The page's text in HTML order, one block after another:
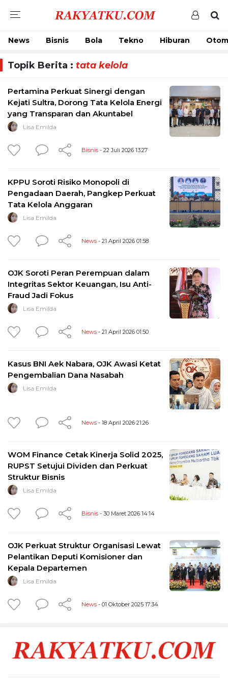
News Bisnis Bola Tekno Hiburan
Topik Berita : tata kelola
Pertamina Perkuat Sinergi dengan
Kejati Sultra, Dorong Tata Kelola Energi
yang Transparan dan Akuntabel
Lisa Emilda
Bisnis - 22 Juli 2026 13:27
KPPU Soroti Risiko Monopoli di
Pengadaan Daerah, Pangkep Perkuat
Tata Kelola Anggaran
Lisa Emilda
News - 21 April 2026 01:58
OJK Soroti Peran Perempuan dalam
Integritas Sektor Keuangan, Isu Anti-
Fraud Jadi Fokus
Lisa Emilda
News - 21 April 2026 01:50
Kasus BNI Aek Nabara, OJK Awasi Ketat
Pengembalian Dana Nasabah
Lisa Emilda
News - 18 April 2026 21:26
WOM Finance Cetak Kinerja Solid 2025,
RUPST Setujui Dividen dan Perkuat
Struktur Bisnis
Lisa Emilda
Bisnis - 30 Maret 2026 14:14
OJK Perkuat Struktur Organisasi Lewat
Pelantikan Deputi Komisioner dan
Kepala Departemen
Lisa Emilda
News - 01 Oktober 2025 17:34